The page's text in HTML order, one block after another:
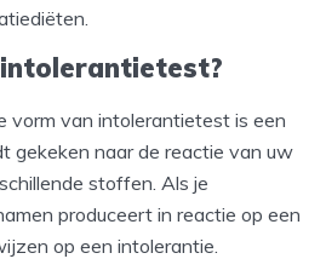
vorm van intolerantietest is een
gekeken naar de reactie van uw
stoffen. Als je
produceert in reactie op een
op een intolerantie.